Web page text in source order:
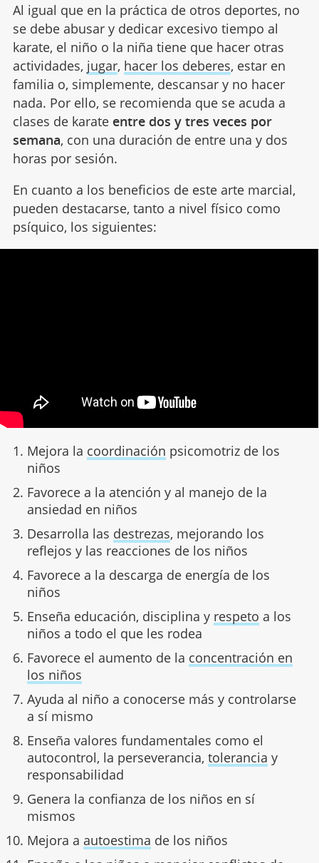
Al igual que en la práctica de otros deportes, no
se debe abusar y dedicar excesivo tiempo al
karate, el niño o la niña tiene que hacer otras
actividades, jugar, hacer los deberes, estar en
familia o, simplemente, descansar y no hacer
nada. Por ello, se recomienda que se acuda a
clases de karate entre dos y tres veces por
semana, con una duración de entre una y dos
horas por sesión.
En cuanto a los beneficios de este arte marcial,
pueden destacarse, tanto a nivel físico como
psíquico, los siguientes:
Mejora la coordinación psicomotriz de los
niños
Favorece a la atención y al manejo de la
ansiedad en niños
Desarrolla las destrezas, mejorando los
reflejos y las reacciones de los niños
Favorece a la descarga de energía de los
niños
Enseña educación, disciplina y respeto a los
niños a todo el que les rodea
Favorece el aumento de la concentración en
los niños
Ayuda al niño a conocerse más y controlarse
a sí mismo
Enseña valores fundamentales como el
autocontrol, la perseverancia, tolerancia y
responsabilidad
Genera la confianza de los niños en sí
mismos
Mejora a autoestima de los niños